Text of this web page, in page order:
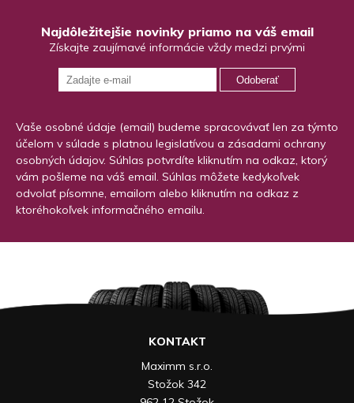
Najdôležitejšie novinky priamo na váš email
Získajte zaujímavé informácie vždy medzi prvými
Odoberať
Vaše osobné údaje (email) budeme spracovávať len za týmto
účelom v súlade s platnou legislatívou a zásadami ochrany
osobných údajov. Súhlas potvrdíte kliknutím na odkaz, ktorý
vám pošleme na váš email. Súhlas môžete kedykoľvek
odvolať písomne, emailom alebo kliknutím na odkaz z
ktoréhokoľvek informačného emailu.
KONTAKT
Maximm s.r.o.
Stožok 342